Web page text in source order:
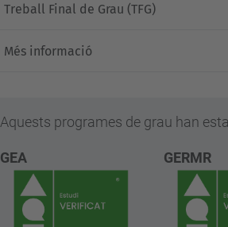
Treball Final de Grau (TFG)
Més informació
Aquests programes de grau han
GEA GERMR